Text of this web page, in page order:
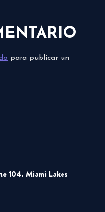
para publicar un
104. Miami Lakes